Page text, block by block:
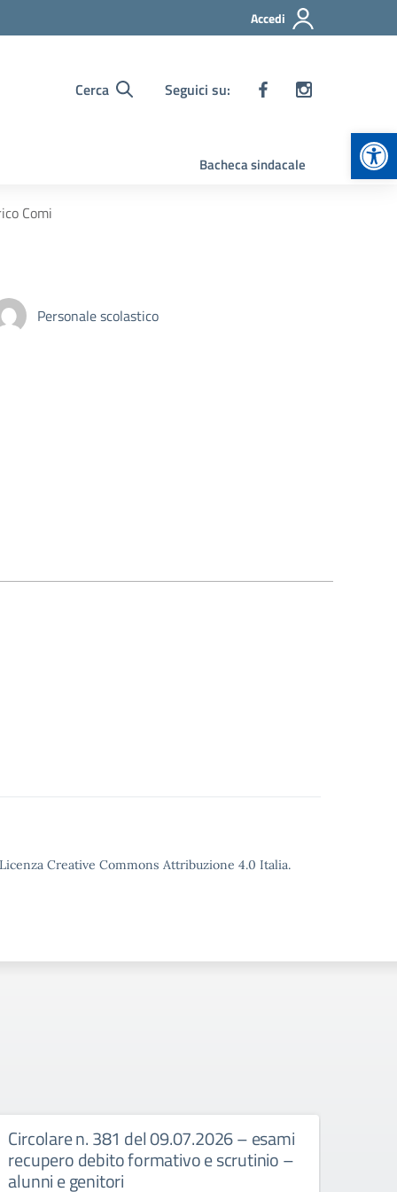
Accedi
Cerca Seguici su:
Bacheca sindacale
Comi
Personale scolastico
Creative Commons Attribuzione 4.0 Italia.
Circolare n. 381 del 09.07.2026 – esami
recupero debito formativo e scrutinio –
alunni e genitori